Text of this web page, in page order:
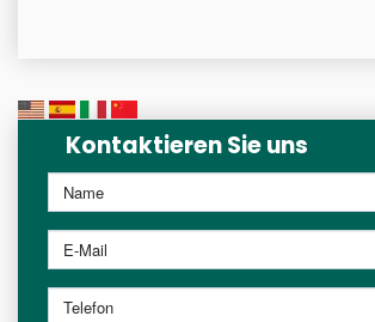
Kontaktieren Sie uns